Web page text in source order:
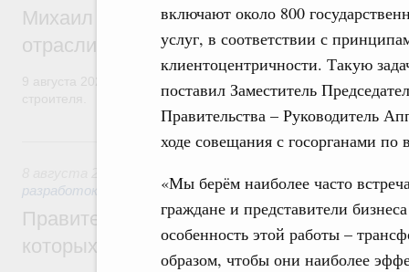
включают около 800
услуг, в соответствии с
клиентоцентричности. Такую
поставил Заместитель
Правительства – Руководитель
ходе совещания с госорганами по
«Мы берём наиболее часто
граждане и представители
особенность этой работы –
образом, чтобы они наиболее
Михаил Мишустин поздравил
отрасли с профессиональным
Вчера
разработок
Правительство расширило перечень
которых освобождаются от НДФЛ